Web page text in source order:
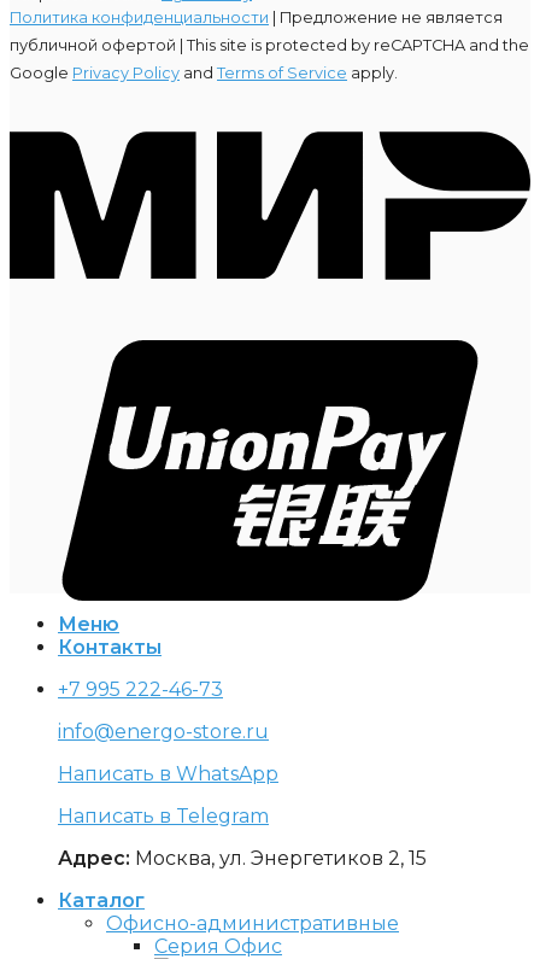
Политика конфиденциальности | Предложение не является
публичной офертой | This site is protected by reCAPTCHA and the
Google Privacy Policy and Terms of Service apply.
Меню
Контакты
+7 995 222-46-73
info@energo-store.ru
Написать в WhatsApp
Написать в Telegram
Адрес: Москва, ул. Энергетиков 2, 15
Каталог
Офисно-административные
Серия Офис